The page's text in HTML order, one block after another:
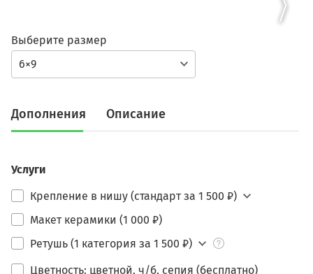
6×9
Выберите размер
Дополнения Описание
Услуги
Крепление в нишу (стандарт за 1 500 ₽)
Макет керамики (1 000 ₽)
Ретушь (1 категория за 1 500 ₽)
Цветность: цветной, ч/б, сепия (бесплатно)